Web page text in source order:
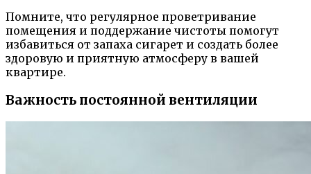
Помните, что регулярное проветривание
помещения и поддержание чистоты помогут
избавиться от запаха сигарет и создать более
здоровую и приятную атмосферу в вашей
квартире.
Важность постоянной вентиляции